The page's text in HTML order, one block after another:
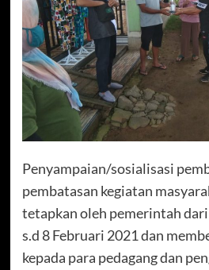
Penyampaian/sosialisasi
pembatasan kegiatan
tetapkan oleh pemerintah
s.d 8 Februari 2021 dan
kepada para pedagang dan